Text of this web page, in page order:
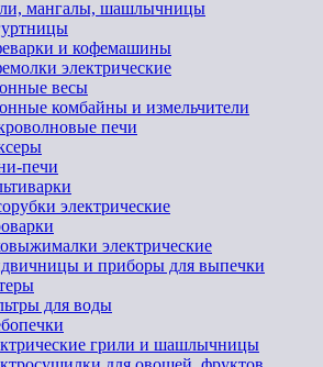
мангалы, шашлычницы
и кофемашины
электрические
весы
комбайны и измельчители
печи
печи
электрические
электрические
и приборы для выпечки
для воды
грили и шашлычницы